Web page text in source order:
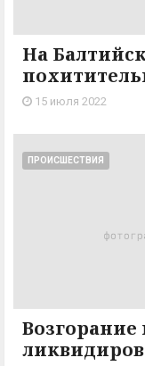
На
15 июля 2022
ПРОИСШЕСТВИЯ